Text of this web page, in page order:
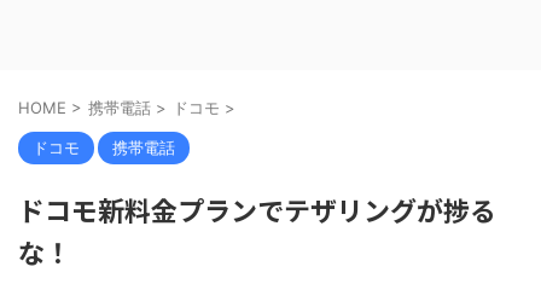
HOME > 携帯電話 > ドコモ >
ドコモ 携帯電話
ドコモ新料金プランでテザリングが捗る
な！